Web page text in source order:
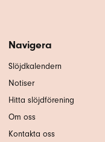
Navigera
Slöjdkalendern
Notiser
Hitta slöjdförening
Om oss
Kontakta oss